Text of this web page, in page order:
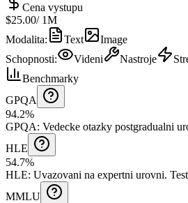
Cena vystupu
$25.00/ 1M
Modalita: Text
Image
Schopnosti: Videni Nastroje
Benchmarky
GPQA
94.2%
GPQA: Vedecke otazky postgradualni
HLE
54.7%
HLE: Uvazovani na expertni urovni.
MMLU